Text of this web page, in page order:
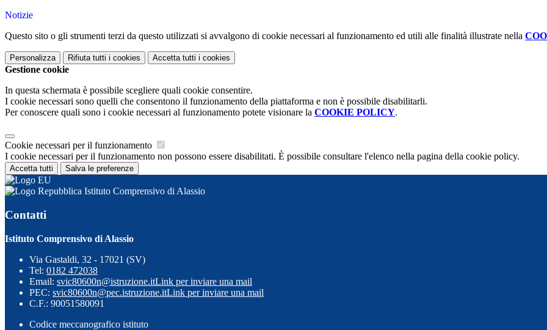
Notizie
Questo sito o gli strumenti terzi da questo utilizzati si avvalgono di cookie necessari al funzionamento ed utili alle finalità illustrate nella
Personalizza Rifiuta tutti i cookies Accetta tutti i cookies
Gestione cookie
In questa schermata è possibile scegliere quali cookie consentire.
I cookie necessari sono quelli che consentono il funzionamento della piattaforma e non è possibile disabilitarli.
Per conoscere quali sono i cookie necessari al funzionamento potete visionare la COOKIE POLICY.
Cookie necessari per il funzionamento
I cookie necessari per il funzionamento non possono essere disabilitati. È possibile consultare l'elenco nella pagina della cookie policy.
Accetta tutti Salva le preferenze
Istituto Comprensivo di Alassio
Contatti
Istituto Comprensivo di Alassio
Via Gastaldi, 32 - 17021 (SV)
Tel: 0182 472038
Email: svic80600n@istruzione.itLink per inviare una mail
PEC: svic80600n@pec.istruzione.itLink per inviare una mail
C.F.: 90051580091
Codice meccanografico istituto